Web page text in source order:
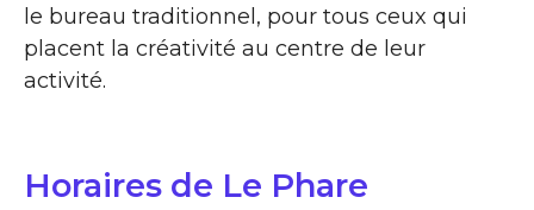
le bureau traditionnel, pour tous ceux qui
placent la créativité au centre de leur
activité.
Horaires de Le Phare